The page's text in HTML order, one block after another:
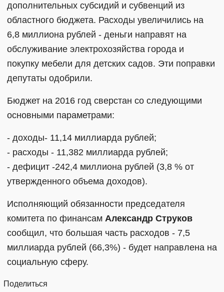
дополнительных субсидий и субвенций из
областного бюджета. Расходы увеличились на
6,8 миллиона рублей - деньги направят на
обслуживание электрохозяйства города и
покупку мебели для детских садов. Эти поправки
депутаты одобрили.
Бюджет на 2016 год сверстан со следующими
основными параметрами:
- доходы- 11,14 миллиарда рублей;
- расходы - 11,382 миллиарда рублей;
- дефицит -242,4 миллиона рублей (3,8 % от
утвержденного объема доходов).
Исполняющий обязанности председателя
комитета по финансам Александр Струков
сообщил, что большая часть расходов - 7,5
миллиарда рублей (66,3%) - будет направлена на
социальную сферу.
Поделиться